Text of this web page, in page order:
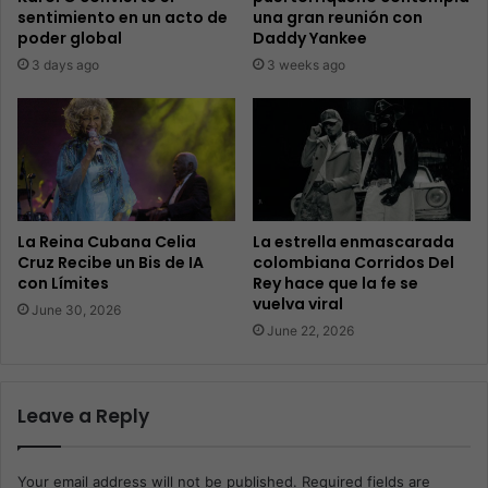
sentimiento en un acto de
poder global
3 days ago
una gran reunión con
Daddy Yankee
3 weeks ago
La Reina Cubana Celia
Cruz Recibe un Bis de IA
con Límites
June 30, 2026
La estrella enmascarada
colombiana Corridos Del
Rey hace que la fe se
vuelva viral
June 22, 2026
Leave a Reply
Your email address will not be published. Required fields are